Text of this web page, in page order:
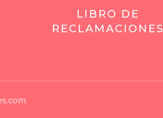
LIBRO DE
RECLAMACIONES